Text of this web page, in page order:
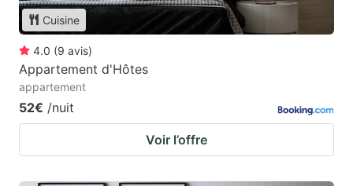
Cuisine
4.0 (9 avis)
Appartement d'Hôtes
appartement
52€ /nuit
Voir l’offre